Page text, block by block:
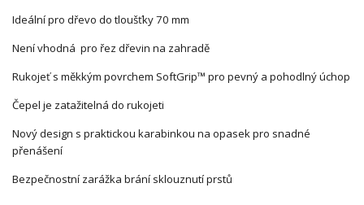
Ideální pro dřevo do tloušťky 70 mm
Není vhodná pro řez dřevin na zahradě
Rukojeť s měkkým povrchem SoftGrip™ pro pevný a pohodlný úchop
Čepel je zatažitelná do rukojeti
Nový design s praktickou karabinkou na opasek pro snadné
přenášení
Bezpečnostní zarážka brání sklouznutí prstů